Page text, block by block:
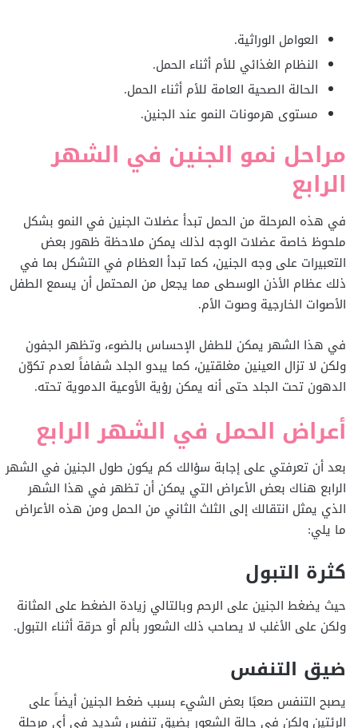
العوامل الوراثية.
النظام الغذائي للأم أثناء الحمل.
الحالة الصحية العامة للأم أثناء الحمل.
مستوى هرمونات النمو عند الجنين.
مراحل نمو الجنين في الشهر
الرابع
في هذه المرحلة من الحمل تبدأ عضلات الجنين في النمو بشكل
ملحوظ خاصة عضلات الوجه لذلك يمكن ملاحظة ظهور بعض
التعبيرات على وجه الجنين، كما تبدأ العظام في التشكل بما في
ذلك عظام الأذن الوسطى مما يجعل من المحتمل أن يسمع الطفل
الأصوات الخارجية وصوت الأم.
في هذا الشهر يمكن للطفل الإحساس بالضوء، وتظهر الجفون
ولكن لا تزال العينين مغلقتين، كما يبدو الجلد شفافاً لعدم تكوّن
الدهون تحت الجلد حتى أنه يمكن رؤية الأوعية الدموية تحته.
أعراض الحمل في الشهر الرابع
بعد أن تعرفتي على إجابة سؤالك كم يكون طول الجنين في الشهر
الرابع هناك بعض الأعراض التي يمكن أن تظهر في هذا الشهر
الذي يمثل انتقالك إلى الثلث الثاني من الحمل ومن هذه الأعراض
ما يلي:
كثرة التبول
حيث يضغط الجنين على الرحم وبالتالي زيادة الضغط على المثانة
ولكن على الأغلب لا يصاحب ذلك الشعور بألم أو حرقة أثناء التبول.
ضيق التنفس
يصبح التنفس صعبًا بعض الشيء بسبب ضغط الجنين أيضاً على
الرئتين ولكن في حالة الشعور بضيق تنفس شديد في أي مرحلة